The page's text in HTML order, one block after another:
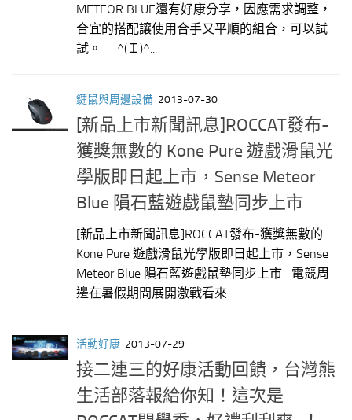
METEOR BLUE還有好康分享，因應需求調整，
合宜的搭配讓使用合手又平順的組合，可以試
試。 ^(Ｉ)^...
鍵鼠與周邊設備 2013-07-30
[新品上市新聞訊息]ROCCAT發布-
獲獎無數的 Kone Pure 遊戲滑鼠光
學版即日起上市，Sense Meteor
Blue 隕石藍遊戲鼠墊同步上市
[新品上市新聞訊息]ROCCAT發布-獲獎無數的
Kone Pure 遊戲滑鼠光學版即日起上市，Sense
Meteor Blue 隕石藍遊戲鼠墊同步上市 電競周
邊在暑假期間展開激戰看來...
活動好康 2013-07-29
接二連三的好康活動回饋，台灣熊
生活部落報給你知！這次是